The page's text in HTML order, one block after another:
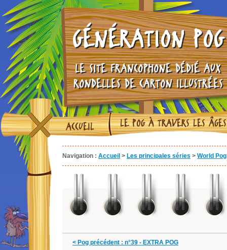
GÉNÉRATION POG
LE SITE FRANCOPHONE DÉDIÉ AUX
RONDELLES DE CARTON ILLUSTRÉES
ACCUEIL LE POG À TRAVERS LES ÂGES
Navigation : Accueil > Les principales séries > World
< Pog précédent : n°39 - EXTRA POG